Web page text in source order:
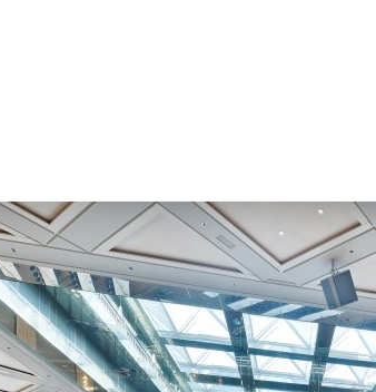
für über 54.600